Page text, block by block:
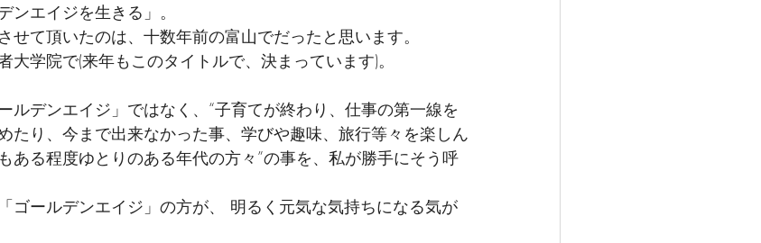
ンエイジを生きる」。
せて頂いたのは、十数年前の富山でだったと思います。
大学院で(来年もこのタイトルで、決まっています)。
ルデンエイジ」ではなく、“子育てが終わり、仕事の第一線を
たり、今まで出来なかった事、学びや趣味、旅行等々を楽しん
ある程度ゆとりのある年代の方々”の事を、私が勝手にそう呼
ゴールデンエイジ」の方が、 明るく元気な気持ちになる気が